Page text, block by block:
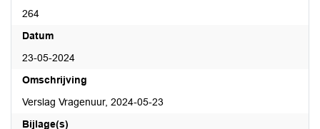
264
Datum
23-05-2024
Omschrijving
Verslag Vragenuur, 2024-05-23
Bijlage(s)